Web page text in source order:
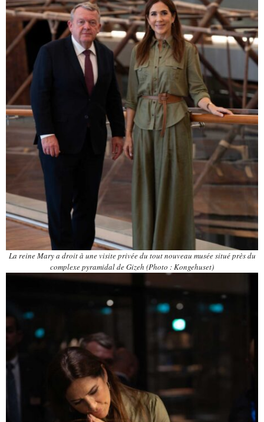
La reine Mary a droit à une visite privée du tout nouveau musée situé près du
complexe pyramidal de Gizeh (Photo : Kongehuset)